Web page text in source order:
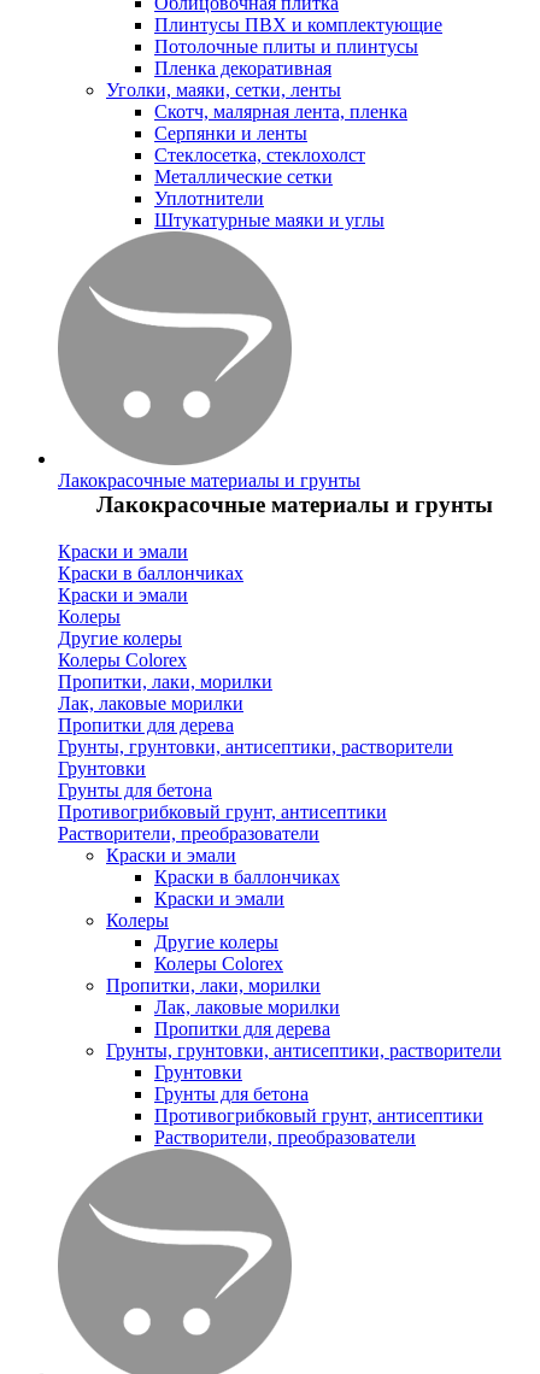
Плинтусы ПВХ и комплектующие
Потолочные плиты и плинтусы
Пленка декоративная
Уголки, маяки, сетки, ленты
Скотч, малярная лента, пленка
Серпянки и ленты
Стеклосетка, стеклохолст
Металлические сетки
Уплотнители
Штукатурные маяки и углы
Лакокрасочные материалы и грунты
Лакокрасочные материалы и грунты
Краски и эмали
Краски в баллончиках
Краски и эмали
Колеры
Другие колеры
Колеры Colorex
Пропитки, лаки, морилки
Лак, лаковые морилки
Пропитки для дерева
Грунты, грунтовки, антисептики, растворители
Грунтовки
Грунты для бетона
Противогрибковый грунт, антисептики
Растворители, преобразователи
Краски и эмали
Краски в баллончиках
Краски и эмали
Колеры
Другие колеры
Колеры Colorex
Пропитки, лаки, морилки
Лак, лаковые морилки
Пропитки для дерева
Грунты, грунтовки, антисептики, растворители
Грунтовки
Грунты для бетона
Противогрибковый грунт, антисептики
Растворители, преобразователи